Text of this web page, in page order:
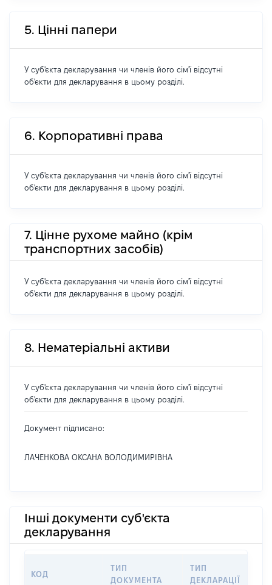
5. Цінні папери
У суб'єкта декларування чи членів його сім'ї відсутні
об'єкти для декларування в цьому розділі.
6. Корпоративні права
У суб'єкта декларування чи членів його сім'ї відсутні
об'єкти для декларування в цьому розділі.
7. Цінне рухоме майно (крім
транспортних засобів)
У суб'єкта декларування чи членів його сім'ї відсутні
об'єкти для декларування в цьому розділі.
8. Нематеріальні активи
У суб'єкта декларування чи членів його сім'ї відсутні
об'єкти для декларування в цьому розділі.
Документ підписано:
ЛАЧЕНКОВА ОКСАНА ВОЛОДИМИРІВНА
Інші документи суб'єкта
декларування
КОД
ТИП
ДОКУМЕНТА
ТИП
ДЕКЛАРАЦІЇ